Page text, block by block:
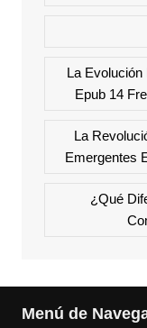
La Evolución
Epub 14
La
Emergentes
¿Qué
Menú de